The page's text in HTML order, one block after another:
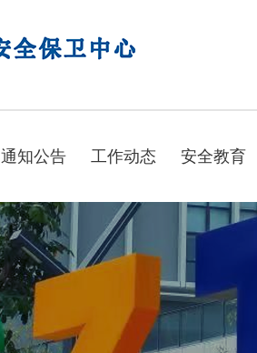
通知公告 工作动态 安全教育